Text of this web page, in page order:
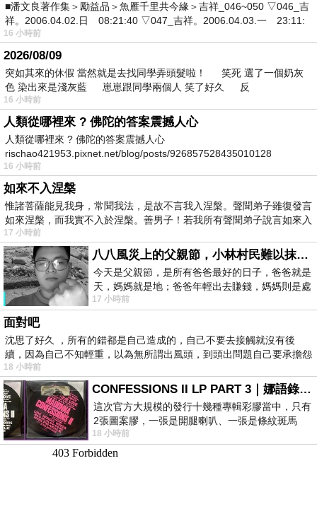
■潘文良著作集＞勵益品＞魚雁千里共今緣＞吉祥_046~050 ▽046_吉
祥。2006.04.02.日 08:21:40 ▽047_吉祥。2006.04.03.一 23:11:
16 小時前
2026/08/09
突如其來的休假 當然就是去找同學弄頭髮啦！ 笑死 選了一個奶灰
色 染出來是淺灰藍 崽崽跟同學兩個人 笑了好久 反
16 小時前
人類從哪裡來 ? 佛陀的答案震撼人心
人類從哪裡來 ? 佛陀的答案震撼人心
rischao421953.pixnet.net/blog/posts/926857528435010128
16 小時前
如來不入涅槃
惟諸菩薩能見我身，常聞我法，是故不言我入涅槃。聲聞弟子雖復發言
如來涅槃，而我實不入於涅槃。善男子！若我所有聲聞弟子說言如來入
17 小時前
八八風災上的父親節，小林村民難以抹滅的痛
今天是父親節，是所有爸爸最好的日子，爸爸就是
天，媽媽就是地；爸爸年輕出去賺錢，媽媽則是處
理家務，職業不分高低貴賤，只有人品才
17 小時前
面對吧
沈思了好久 ，所有的錯都是自己造成的，自己不要去接觸就沒有後
續，因為自己不知輕重，以為無所謂出風頭，到頭出問題自己要承擔怨
不
18 小時前
CONFESSIONS II LP PART 3｜娜語錄II LP PART 3
這次官方大規模的發行十幾種專輯彩膠當中，只有
2張圖案膠，一張是開腿喇叭、一張是條紋斑馬
版；目前官網上只剩澳洲商店AU STORE
18 小時前